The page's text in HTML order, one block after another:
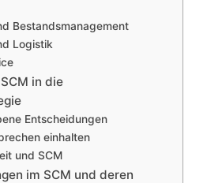
Bestandsmanagement
Logistik
in die
Entscheidungen
einhalten
und SCM
im SCM und deren